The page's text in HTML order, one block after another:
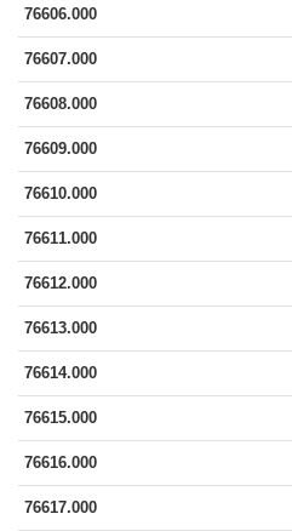
76606.000
76607.000
76608.000
76609.000
76610.000
76611.000
76612.000
76613.000
76614.000
76615.000
76616.000
76617.000